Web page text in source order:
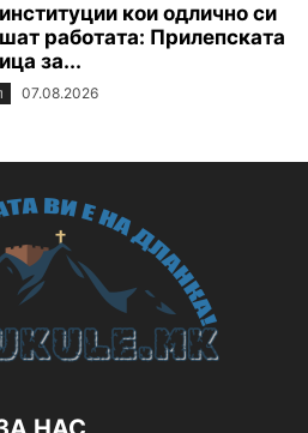
кои одлично си
работата: Прилепската
за...
07.08.2026